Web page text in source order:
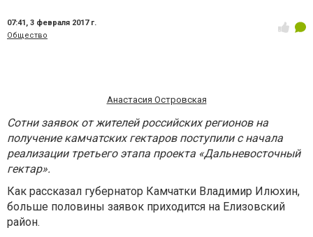
07:41, 3 февраля 2017 г.
Общество
Анастасия Островская
Сотни заявок от жителей российских регионов на
получение камчатских гектаров поступили с начала
реализации третьего этапа проекта «Дальневосточный
гектар».
Как рассказал губернатор Камчатки Владимир Илюхин,
больше половины заявок приходится на Елизовский
район.